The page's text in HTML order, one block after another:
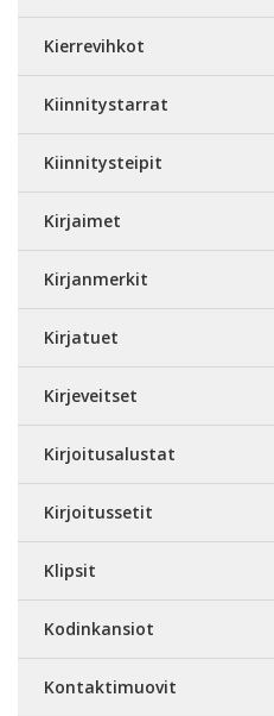
Kierrevihkot
Kiinnitystarrat
Kiinnitysteipit
Kirjaimet
Kirjanmerkit
Kirjatuet
Kirjeveitset
Kirjoitusalustat
Kirjoitussetit
Klipsit
Kodinkansiot
Kontaktimuovit